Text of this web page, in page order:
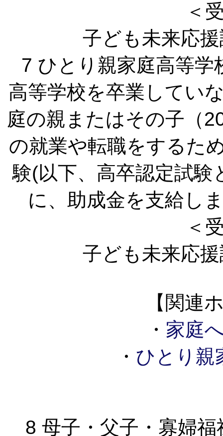
＜
子ども未来応
7 ひとり親家庭高等学
高等学校を卒業してい
庭の親またはその子（
の就業や転職をするた
験(以下、高卒認定試
に、助成金を支給し
＜
子ども未来応
【関連
・ 家庭
・ ひとり親
8 母子・父子・寡婦